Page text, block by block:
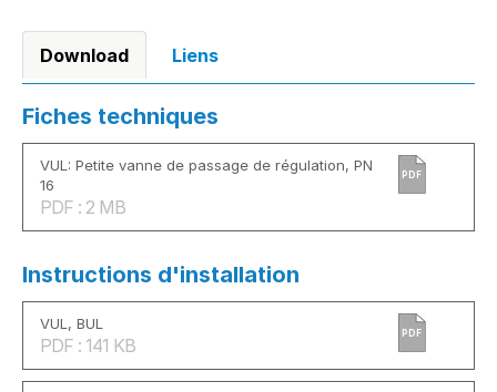
Download Liens
Fiches techniques
VUL: Petite vanne de passage de régulation, PN
16
PDF : 2 MB
PDF
Instructions d'installation
VUL, BUL
PDF : 141 KB
PDF